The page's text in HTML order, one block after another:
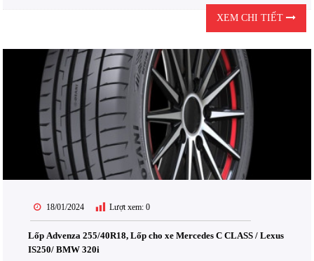
XEM CHI TIẾT
18/01/2024 Lượt xem: 0
Lốp Advenza 255/40R18, Lốp cho xe Mercedes C CLASS / Lexus
IS250/ BMW 320i